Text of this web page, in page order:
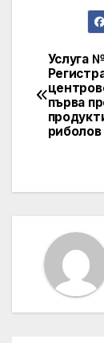
Post
Услуга
първа
риболов